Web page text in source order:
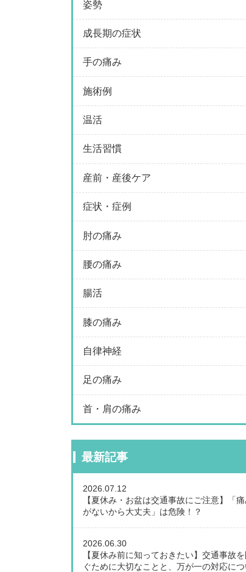
姿勢
成長期の症状
手の痛み
施術例
温活
生活習慣
産前・産後ケア
症状・症例
肘の痛み
腰の痛み
腸活
膝の痛み
自律神経
足の痛み
首・肩の痛み
最新記事
2026.07.12
【夏休み・お盆は交通事故にご注意】「痛
がないから大丈夫」は危険！？
2026.06.30
【夏休み前に知っておきたい】交通事故
ぐために大切なことと、万が一の対応に